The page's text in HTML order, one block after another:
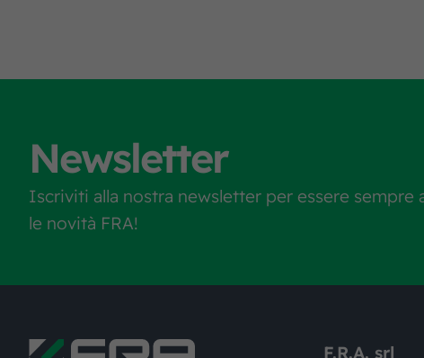
Newsletter
Iscriviti alla nostra newsletter per essere sempre
le novità FRA!
F.R.A. srl